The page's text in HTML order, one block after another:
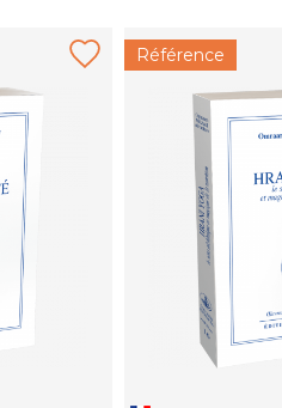
Référence